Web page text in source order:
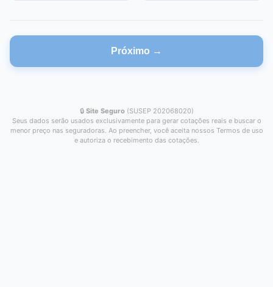
Próximo →
🔒 Site Seguro (SUSEP 202068020)
Seus dados serão usados exclusivamente para gerar cotações reais e buscar o
menor preço nas seguradoras. Ao preencher, você aceita nossos Termos de uso
e autoriza o recebimento das cotações.